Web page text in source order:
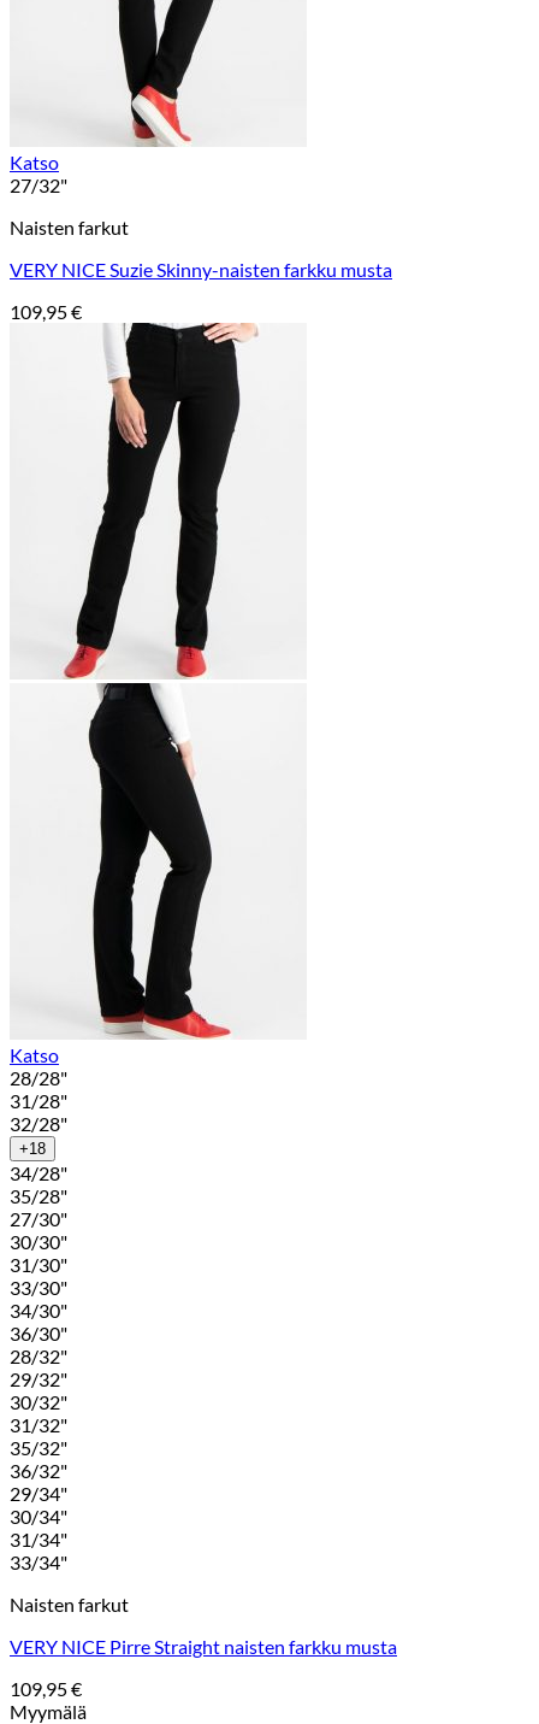
Katso
27/32"
Naisten farkut
VERY NICE Suzie Skinny-naisten farkku musta
109,95€
Katso
28/28"
31/28"
32/28"
+18
34/28"
35/28"
27/30"
30/30"
31/30"
33/30"
34/30"
36/30"
28/32"
29/32"
30/32"
31/32"
35/32"
36/32"
29/34"
30/34"
31/34"
33/34"
Naisten farkut
VERY NICE Pirre Straight naisten farkku musta
109,95€
Myymälä